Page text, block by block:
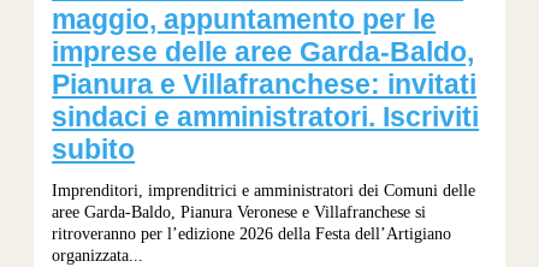
maggio, appuntamento per le
imprese delle aree Garda-Baldo,
Pianura e Villafranchese: invitati
sindaci e amministratori. Iscriviti
subito
Imprenditori, imprenditrici e amministratori dei Comuni delle
aree Garda-Baldo, Pianura Veronese e Villafranchese si
ritroveranno per l’edizione 2026 della Festa dell’Artigiano
organizzata...